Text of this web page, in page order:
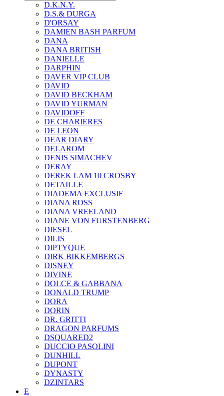
D.K.N.Y.
D.S.& DURGA
D'ORSAY
DAMIEN BASH PARFUM
DANA
DANA BRITISH
DANIELLE
DARPHIN
DAVER VIP CLUB
DAVID
DAVID BECKHAM
DAVID YURMAN
DAVIDOFF
DE CHARIERES
DE LEON
DEAR DIARY
DELAROM
DENIS SIMACHEV
DERAY
DEREK LAM 10 CROSBY
DETAILLE
DIADEMA EXCLUSIF
DIANA ROSS
DIANA VREELAND
DIANE VON FURSTENBERG
DIESEL
DILIS
DIPTYQUE
DIRK BIKKEMBERGS
DISNEY
DIVINE
DOLCE & GABBANA
DONALD TRUMP
DORA
DORIN
DR. GRITTI
DRAGON PARFUMS
DSQUARED2
DUCCIO PASOLINI
DUNHILL
DUPONT
DYNASTY
DZINTARS
E